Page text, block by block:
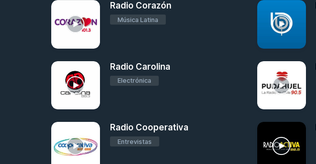
Radio Corazón
Música Latina
Radio Carolina
Electrónica
Radio Cooperativa
Entrevistas